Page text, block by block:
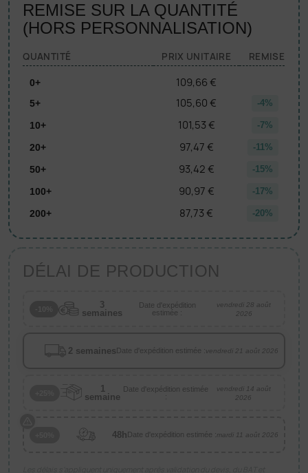
REMISE SUR LA QUANTITÉ
(HORS PERSONNALISATION)
QUANTITÉ PRIX UNITAIRE REMISE
0+ 109,66 €
5+ 105,60 € -4%
10+ 101,53 € -7%
20+ 97,47 € -11%
50+ 93,42 € -15%
100+ 90,97 € -17%
200+ 87,73 € -20%
DÉLAI DE PRODUCTION
3
semaines
Date d'expédition
estimée :
vendredi 28 août
2026
2 semaines Date d'expédition estimée :vendredi 21 août 2026
1
semaine
Date d'expédition estimée
:
vendredi 14 août
2026
48h Date d'expédition estimée :mardi 11 août 2026